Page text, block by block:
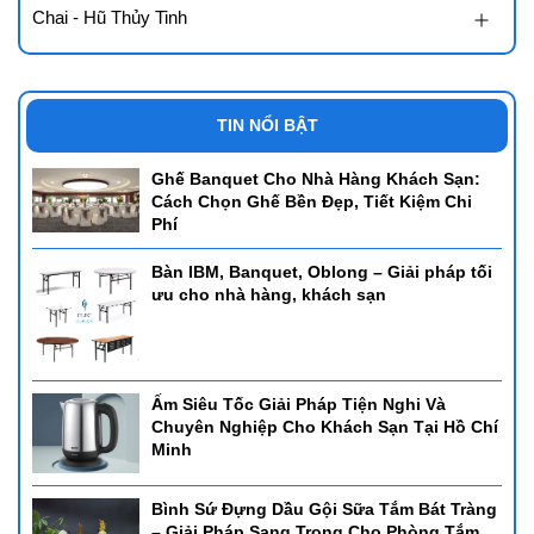
Lợi ích:
Tạo ra các lát hoặc sợi đồng đều, đẹp mắt, nâng cao thẩm mỹ
Đơn giản, dễ sử dụng cho mọi đối tượng.
Địa Chỉ Cung Cấp Xe Đẩy Nhà Hàng, Khách Sạn Uy Tín Giá
Rẻ Tại Hồ Chí Minh
Tại sao nên lựa chọn siêu thị Horeca?
- Thứ nhất, sản phẩm chất lượng với giá bán phải chăng,
Horemart với hơn 15 năm kinh nghiệm trong lĩnh vực cung cấp
khẳng định chúng tôi tự tin mang đến cho quý khách hàng những
sản phẩm với chất lượng đảm bảo nhất.
- Thứ hai, ngoài giá cả tốt nhất hiện nay chúng tôi còn có chính
sách hậu mãi bảo hành từ 6 tháng lên đến 12 tháng đối với sản
phẩm.
Chai - Hũ Thủy Tinh
TIN NỔI BẬT
Ghế Banquet Cho Nhà Hàng Khách Sạn:
Cách Chọn Ghế Bền Đẹp, Tiết Kiệm Chi
Phí
Bàn IBM, Banquet, Oblong – Giải pháp tối
ưu cho nhà hàng, khách sạn
Ấm Siêu Tốc Giải Pháp Tiện Nghi Và
Chuyên Nghiệp Cho Khách Sạn Tại Hồ Chí
Minh
Bình Sứ Đựng Dầu Gội Sữa Tắm Bát Tràng